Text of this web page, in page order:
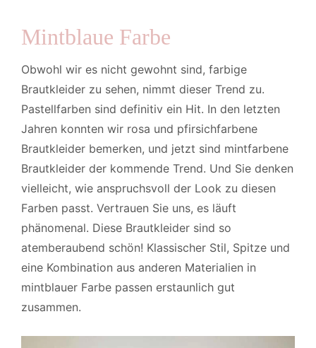
Mintblaue Farbe
Obwohl wir es nicht gewohnt sind, farbige
Brautkleider zu sehen, nimmt dieser Trend zu.
Pastellfarben sind definitiv ein Hit. In den letzten
Jahren konnten wir rosa und pfirsichfarbene
Brautkleider bemerken, und jetzt sind mintfarbene
Brautkleider der kommende Trend. Und Sie denken
vielleicht, wie anspruchsvoll der Look zu diesen
Farben passt. Vertrauen Sie uns, es läuft
phänomenal. Diese Brautkleider sind so
atemberaubend schön! Klassischer Stil, Spitze und
eine Kombination aus anderen Materialien in
mintblauer Farbe passen erstaunlich gut
zusammen.